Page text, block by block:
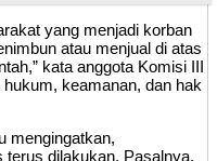
yang menjadi korban
atau menjual di atas
kata anggota Komisi III
keamanan, dan hak
mengingatkan,
terus dilakukan. Pasalnya,